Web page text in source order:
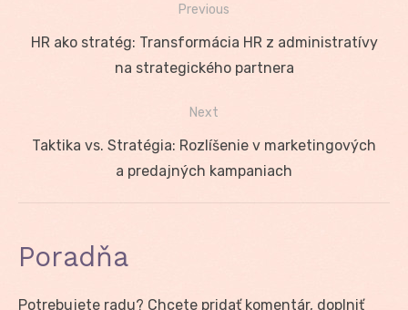
Navigácia
Previous
Previous
HR ako stratég: Transformácia HR z administratívy
na strategického partnera
Next
Next
Taktika vs. Stratégia: Rozlíšenie v marketingových
a predajných kampaniach
Poradňa
Potrebujete radu? Chcete pridať komentár, doplniť